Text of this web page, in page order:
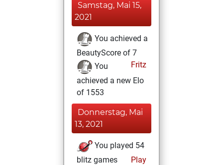
Samstag, Mai 15,
2021
You achieved a
BeautyScore of 7
Fritz
You
achieved a new Elo
of 1553
Donnerstag, Mai
13, 2021
You played 54
blitz games
Play